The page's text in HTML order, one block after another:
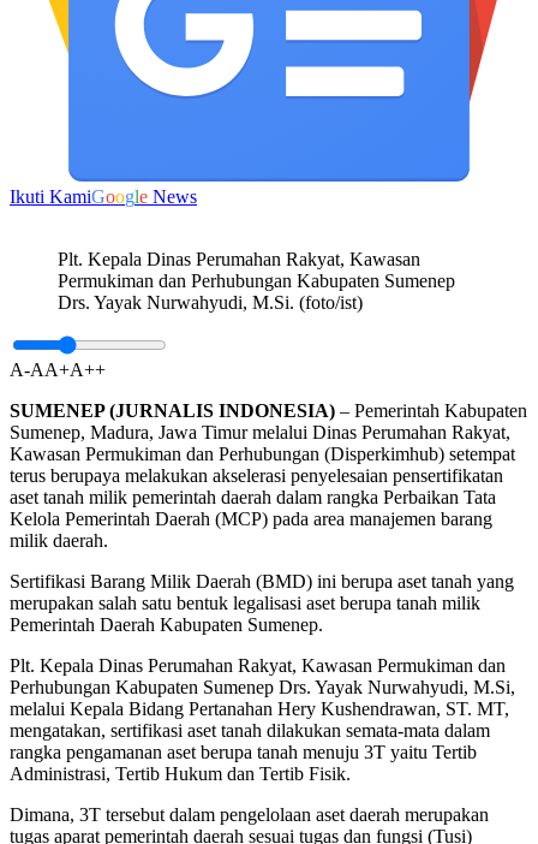
Ikuti KamiGoogle News
Plt. Kepala Dinas Perumahan Rakyat, Kawasan
Permukiman dan Perhubungan Kabupaten Sumenep
Drs. Yayak Nurwahyudi, M.Si. (foto/ist)
A-AA+A++
SUMENEP (JURNALIS INDONESIA) – Pemerintah Kabupaten
Sumenep, Madura, Jawa Timur melalui Dinas Perumahan Rakyat,
Kawasan Permukiman dan Perhubungan (Disperkimhub) setempat
terus berupaya melakukan akselerasi penyelesaian pensertifikatan
aset tanah milik pemerintah daerah dalam rangka Perbaikan Tata
Kelola Pemerintah Daerah (MCP) pada area manajemen barang
milik daerah.
Sertifikasi Barang Milik Daerah (BMD) ini berupa aset tanah yang
merupakan salah satu bentuk legalisasi aset berupa tanah milik
Pemerintah Daerah Kabupaten Sumenep.
Plt. Kepala Dinas Perumahan Rakyat, Kawasan Permukiman dan
Perhubungan Kabupaten Sumenep Drs. Yayak Nurwahyudi, M.Si,
melalui Kepala Bidang Pertanahan Hery Kushendrawan, ST. MT,
mengatakan, sertifikasi aset tanah dilakukan semata-mata dalam
rangka pengamanan aset berupa tanah menuju 3T yaitu Tertib
Administrasi, Tertib Hukum dan Tertib Fisik.
Dimana, 3T tersebut dalam pengelolaan aset daerah merupakan
tugas aparat pemerintah daerah sesuai tugas dan fungsi (Tusi)